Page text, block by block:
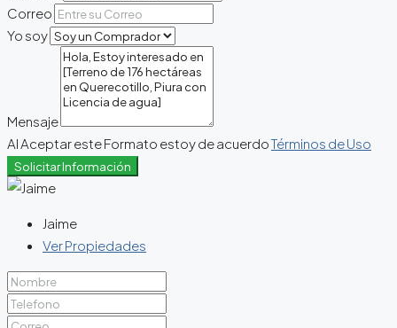
Correo
Yo soy
Mensaje
Al Aceptar este Formato estoy de acuerdoTérminos de Uso
Solicitar Información
Jaime
Ver Propiedades